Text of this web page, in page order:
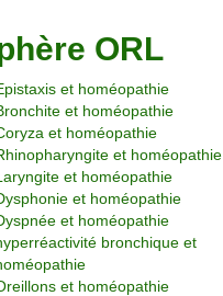
ORL
et homéopathie
et homéopathie
et homéopathie
et homéopathie
et homéopathie
et homéopathie
et homéopathie
bronchique et
et homéopathie